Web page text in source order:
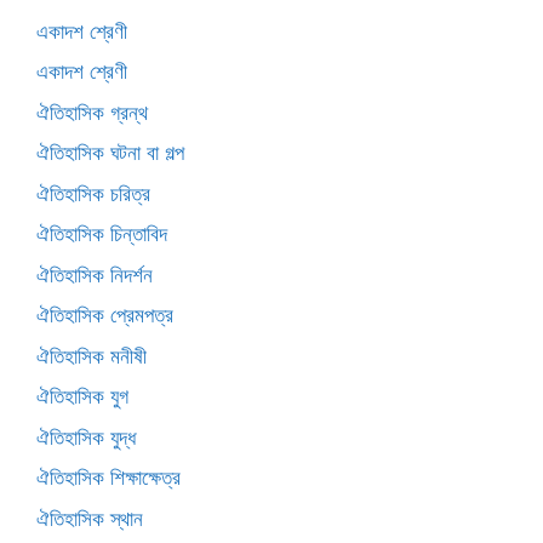
একাদশ শ্রেণী
একাদশ শ্রেণী
ঐতিহাসিক গ্রন্থ
ঐতিহাসিক ঘটনা বা গল্প
ঐতিহাসিক চরিত্র
ঐতিহাসিক চিন্তাবিদ
ঐতিহাসিক নিদর্শন
ঐতিহাসিক প্রেমপত্র
ঐতিহাসিক মনীষী
ঐতিহাসিক যুগ
ঐতিহাসিক যুদ্ধ
ঐতিহাসিক শিক্ষাক্ষেত্র
ঐতিহাসিক স্থান